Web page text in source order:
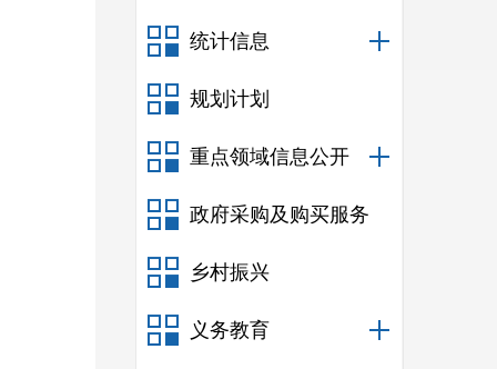
统计信息
规划计划
重点领域信息公开
政府采购及购买服务
乡村振兴
义务教育